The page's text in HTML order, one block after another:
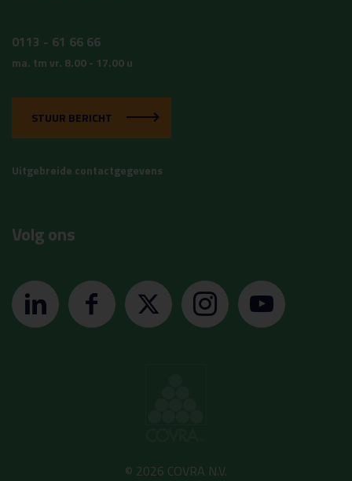
0113 - 61 66 66
ma. tm vr. 8.00 - 17.00 u
STUUR BERICHT
Uitgebreide contactgegevens
Volg ons
© 2026 COVRA N.V.